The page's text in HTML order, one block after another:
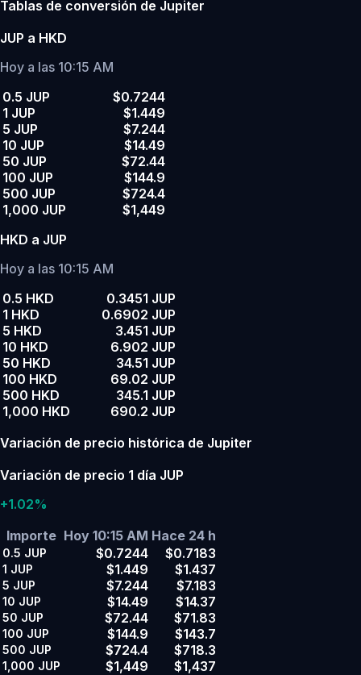
Tablas de conversión de Jupiter
JUP a HKD
Hoy a las 10:15 AM
0.5 JUP
$0.7244
1 JUP
$1.449
5 JUP
$7.244
10 JUP
$14.49
50 JUP
$72.44
100 JUP
$144.9
500 JUP
$724.4
1,000 JUP
$1,449
HKD a JUP
Hoy a las 10:15 AM
0.5 HKD
0.3451 JUP
1 HKD
0.6902 JUP
5 HKD
3.451 JUP
10 HKD
6.902 JUP
50 HKD
34.51 JUP
100 HKD
69.02 JUP
500 HKD
345.1 JUP
1,000 HKD
690.2 JUP
Variación de precio histórica de Jupiter
Variación de precio 1 día JUP
+1.02%
Importe Hoy 10:15 AM Hace 24 h
0.5 JUP $0.7244 $0.7183
1 JUP $1.449 $1.437
5 JUP $7.244 $7.183
10 JUP $14.49 $14.37
50 JUP $72.44 $71.83
100 JUP $144.9 $143.7
500 JUP $724.4 $718.3
1,000 JUP $1,449
$1,437